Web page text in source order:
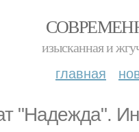
изысканная и
главная
"Надежда".